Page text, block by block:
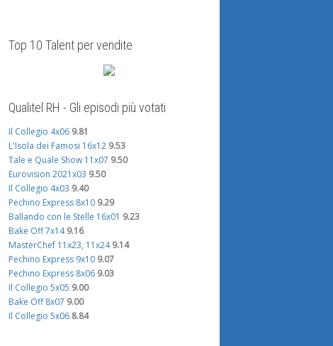
Top 10 Talent per vendite
Qualitel RH - Gli episodi più votati
Il Collegio 4x06 9.81
L'Isola dei Famosi 16x12 9.53
Tale e Quale Show 11x07 9.50
Eurovision 2021x03 9.50
Il Collegio 4x03 9.40
Pechino Express 8x10 9.29
Ballando con le Stelle 16x01 9.23
Bake Off 7x14 9.16
MasterChef 11x23, 11x24 9.14
Pechino Express 9x10 9.07
Pechino Express 8x06 9.03
Il Collegio 5x05 9.00
Bake Off 8x07 9.00
Il Collegio 5x06 8.84